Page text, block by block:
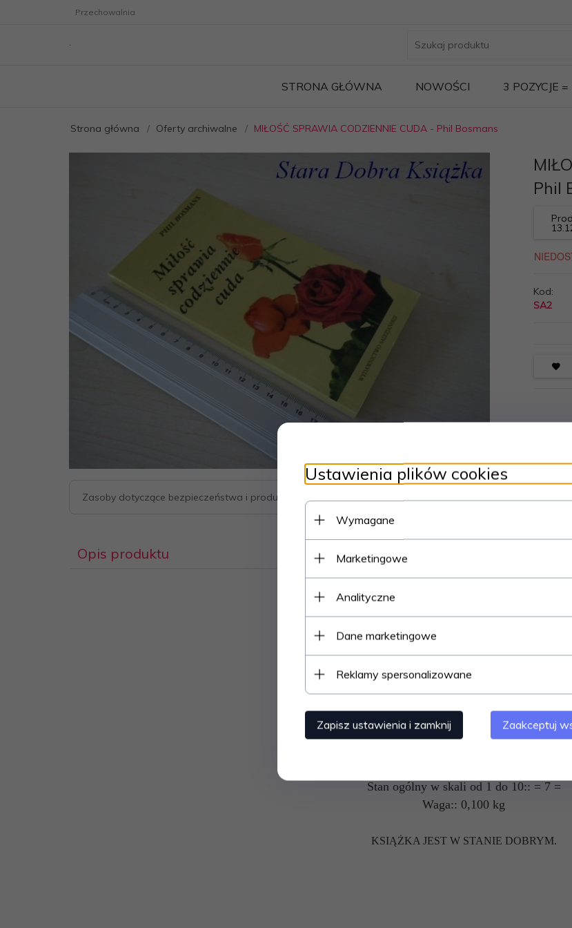
Przechowalnia
STRONA GŁÓWNA NOWOŚCI 3 POZYCJE
Strona główna Oferty archiwalne MIŁOŚĆ SPRAWIA CODZIENNIE CUDA - Phil Bosmans
Zasoby dotyczące bezpieczeństwa i produktów
Phil
Kod:
SA2
Opis produktu
Przekład:: Ks. Jerzy Barganowski sdb
Rok wydania:: 1995
Ilość stron:: 108
Okładka:: miękka
Język:: polski
Stan ogólny w skali od 1 do 10:: = 7 =
Waga:: 0,100 kg
KSIĄŻKA JEST W STANIE DOBRYM.
Ustawienia plików cookies
Wymagane
Marketingowe
Analityczne
Dane marketingowe
Reklamy spersonalizowane
Zapisz ustawienia i zamknij Zaakceptuj